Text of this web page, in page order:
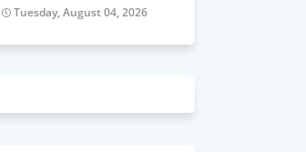
Tuesday, August 04, 2026